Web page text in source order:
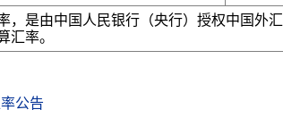
，是由中国人民银行（央行）授权中国外
汇率。
公告